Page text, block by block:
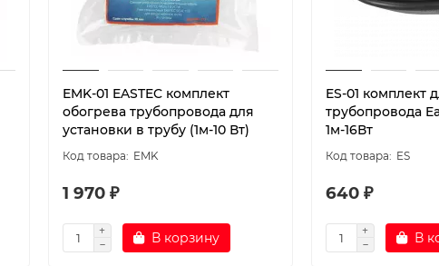
EMK-01 EASTEC комплект
обогрева трубопровода для
установки в трубу (1м-10 Вт)
EMK
1 970 ₽
В корзину
ES-01 комплект
трубопровода
1м-16Вт
ES
640 ₽
В